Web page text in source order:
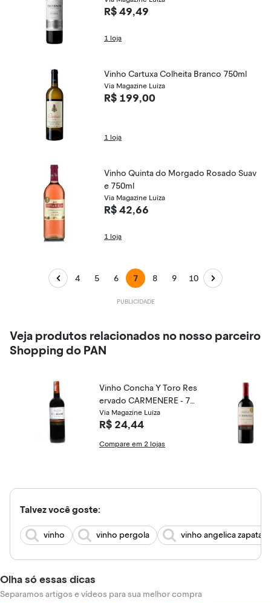
R$ 49,49
1 loja
Vinho Cartuxa Colheita Branco 750ml
Via Magazine Luiza
R$ 199,00
1 loja
Vinho Quinta do Morgado Rosado Suav
e 750ml
Via Magazine Luiza
R$ 42,66
1 loja
4 5 6 7 8 9 10
Veja produtos relacionados no nosso parceiro
Shopping do PAN
Vinho Concha Y Toro Res
ervado CARMENERE - 75
0ml
Via Magazine Luiza
R$ 24,44
Compare em 2 lojas
Talvez você goste:
vinho vinho pergola vinho angelica zapata
Olha só essas dicas
Separamos artigos e vídeos para sua melhor compra